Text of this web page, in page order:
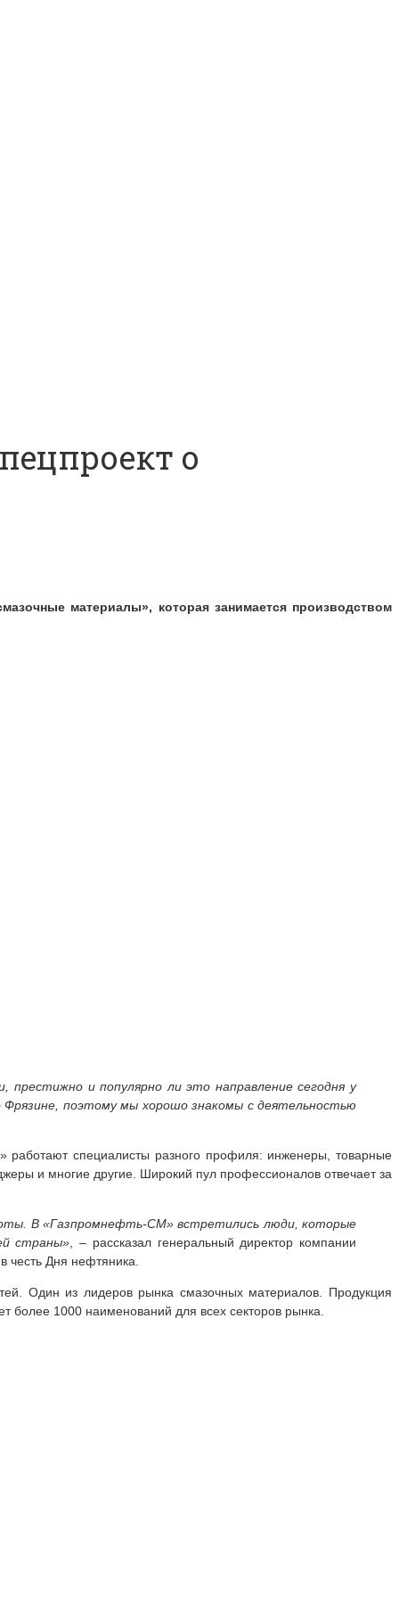
о
материалы», которая занимается производством
и популярно ли это направление сегодня у
поэтому мы хорошо знакомы с деятельностью
работают специалисты разного профиля: инженеры, товарные
и многие другие. Широкий пул профессионалов отвечает за
В «Газпромнефть-СМ» встретились люди, которые
страны» , – рассказал генеральный директор компании
честь Дня нефтяника.
Один из лидеров рынка смазочных материалов. Продукция
более 1000 наименований для всех секторов рынка.